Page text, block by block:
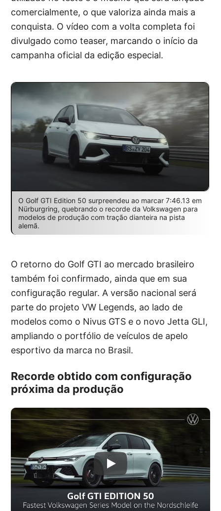
comercialmente, o que valoriza ainda mais a
conquista. O vídeo com a volta completa foi
divulgado como teaser, marcando o início da
campanha oficial da edição especial.
O Golf GTI Edition 50 surpreendeu ao marcar 7:46.13 em
Nürburgring, quebrando o recorde da Volkswagen para
modelos de produção com tração dianteira na pista
alemã.
O retorno do Golf GTI ao mercado brasileiro
também foi confirmado, ainda que em sua
configuração regular. A versão nacional será
parte do projeto VW Legends, ao lado de
modelos como o Nivus GTS e o novo Jetta GLI,
ampliando o portfólio de veículos de apelo
esportivo da marca no Brasil.
Recorde obtido com configuração
próxima da produção